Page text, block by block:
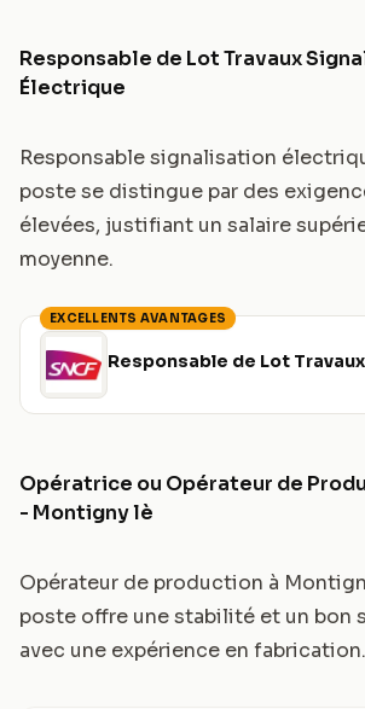
Responsable de Lot Travaux
Électrique
Responsable signalisation
poste se distingue par des
élevées, justifiant un salaire
moyenne.
EXCELLENTS AVANTAGES
Responsable de Lot Travaux
Opératrice ou Opérateur de
- Montigny lè
Opérateur de production à
poste offre une stabilité et un bon
avec une expérience en fabrication.